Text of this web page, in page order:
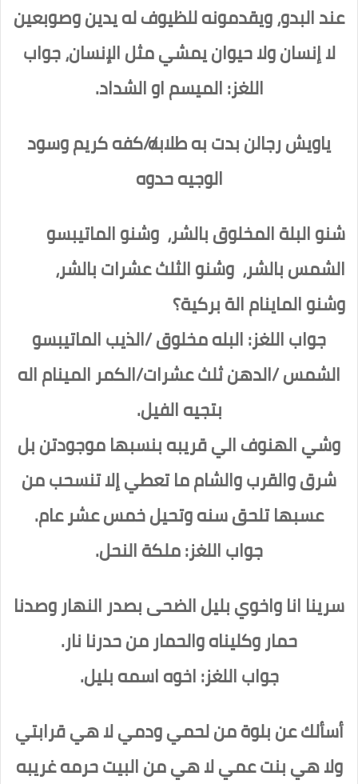
عند البدو، ويقدمونه للظيوف له يدين وصوبعين
لا إنسان ولا حيوان يمشي مثل الإنسان، جواب
اللغز: الميسم او الشداد.
ياويش رجالن بدت به طلابه//كفه كريم وسود
الوجيه حدوه
شنو البلة المخلوق بالشر، وشنو الماتيبسو
الشمس بالشر، وشنو الثلث عشرات بالشر،
وشنو الماينام الة بركية؟
جواب اللغز:البله مخلوق /الذيبالماتيبسو
الشمس /الدهنثلث عشرات/الكمرالمينام اله
بتجيه الفيل.
وشي الهنوف الي قريبه بنسبها موجودتن بل
شرق والقرب والشام ما تعطي إلا تنسحب من
عسبها تلحق سنه وتحيل خمس عشر عام.
جواب اللغز: ملكة النحل.
سرينا انا واخوي بليل الضحى بصدر النهار وصدنا
حمار وكليناه والحمار من حدرنا نار.
جواب اللغز:اخوه اسمه بليل.
أسألك عن بلوة من لحمي ودميلا هي قرابتي
ولا هي بنت عميلا هي من البيت حرمه غريبه